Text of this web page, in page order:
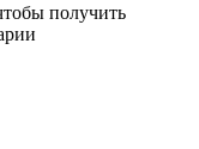
получить